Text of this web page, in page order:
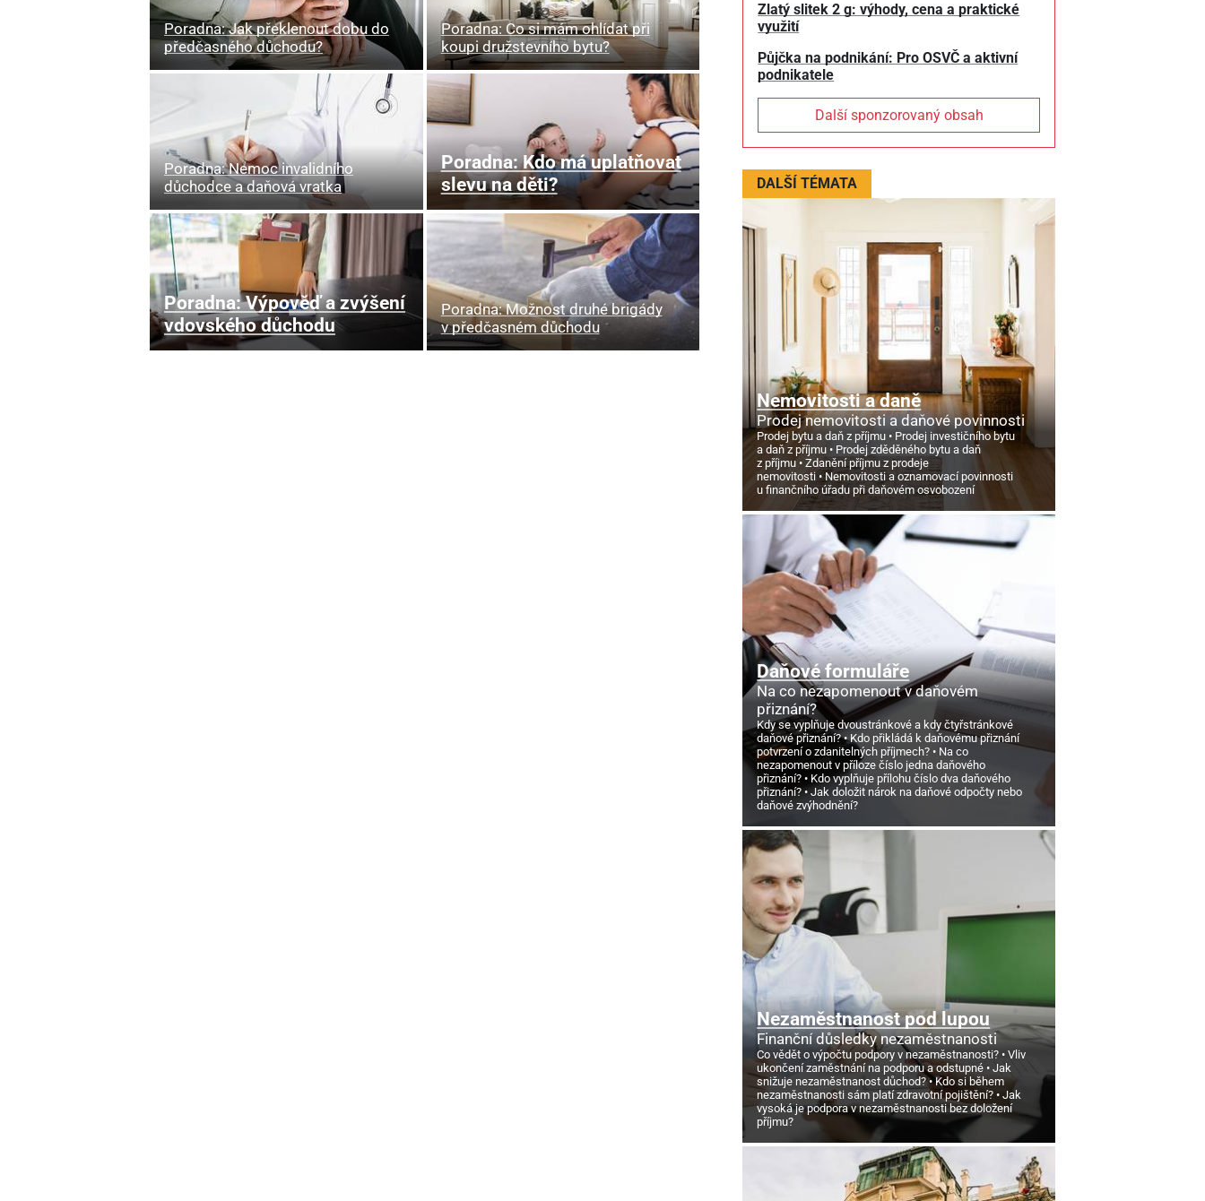
Poradna: Jak překlenout dobu do
předčasného důchodu?
Poradna: Co si mám ohlídat při
koupi družstevního bytu?
Poradna: Nemoc invalidního
důchodce a daňová vratka
Poradna: Kdo má uplatňovat
slevu na děti?
Poradna: Výpověď a zvýšení
vdovského důchodu
Poradna: Možnost druhé brigády
v předčasném důchodu
Zlatý slitek 2 g: výhody, cena a praktické
využití
Půjčka na podnikání: Pro OSVČ a aktivní
podnikatele
Další sponzorovaný obsah
DALŠÍ TÉMATA
Nemovitosti a daně
Prodej nemovitosti a daňové povinnosti
Prodej bytu a daň z příjmu
Prodej investičního bytu
a daň z příjmu
Prodej zděděného bytu a daň
z příjmu
Zdanění příjmu z prodeje
nemovitosti
Nemovitosti a oznamovací povinnosti
u finančního úřadu při daňovém osvobození
Daňové formuláře
Na co nezapomenout v daňovém
přiznání?
Kdy se vyplňuje dvoustránkové a kdy čtyřstránkové
daňové přiznání?
Kdo přikládá k daňovému přiznání
potvrzení o zdanitelných příjmech?
Na co
nezapomenout v příloze číslo jedna daňového
přiznání?
Kdo vyplňuje přílohu číslo dva daňového
přiznání?
Jak doložit nárok na daňové odpočty nebo
daňové zvýhodnění?
Nezaměstnanost pod lupou
Finanční důsledky nezaměstnanosti
Co vědět o výpočtu podpory v nezaměstnanosti?
Vliv
ukončení zaměstnání na podporu a odstupné
Jak
snižuje nezaměstnanost důchod?
Kdo si během
nezaměstnanosti sám platí zdravotní pojištění?
Jak
vysoká je podpora v nezaměstnanosti bez doložení
příjmu?